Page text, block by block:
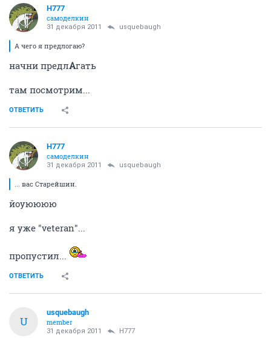
H777
самоделкин
31 декабря 2011 usquebaugh
А чего я предлогаю?
начни предлАгать
там посмотрим...
ОТВЕТИТЬ
H777
самоделкин
31 декабря 2011 usquebaugh
... вас Старейшин.
йоуюююю
я уже "veteran"...
пропустил...
ОТВЕТИТЬ
U
usquebaugh
member
31 декабря 2011 H777